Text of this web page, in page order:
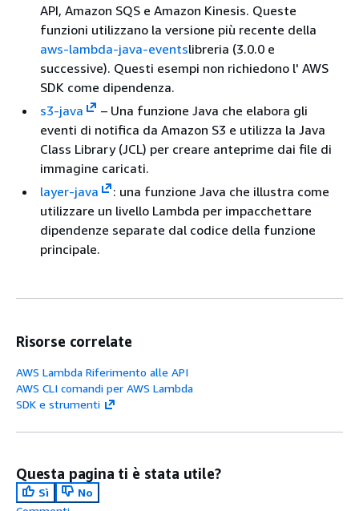
API, Amazon SQS e Amazon Kinesis. Queste
funzioni utilizzano la versione più recente della
aws-lambda-java-eventslibreria (3.0.0 e
successive). Questi esempi non richiedono l' AWS
SDK come dipendenza.
s3-java
– Una funzione Java che elabora gli
eventi di notifica da Amazon S3 e utilizza la Java
Class Library (JCL) per creare anteprime dai file di
immagine caricati.
layer-java
: una funzione Java che illustra come
utilizzare un livello Lambda per impacchettare
dipendenze separate dal codice della funzione
principale.
Risorse correlate
AWS Lambda Riferimento alle API
AWS CLI comandi per AWS Lambda
SDK e strumenti
Questa pagina ti è stata utile?
Sì
No